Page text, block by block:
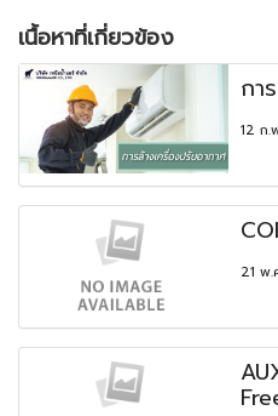
เนื้อหาที่เกี่ยวข้อง
กา
12 ก.
21 พ.